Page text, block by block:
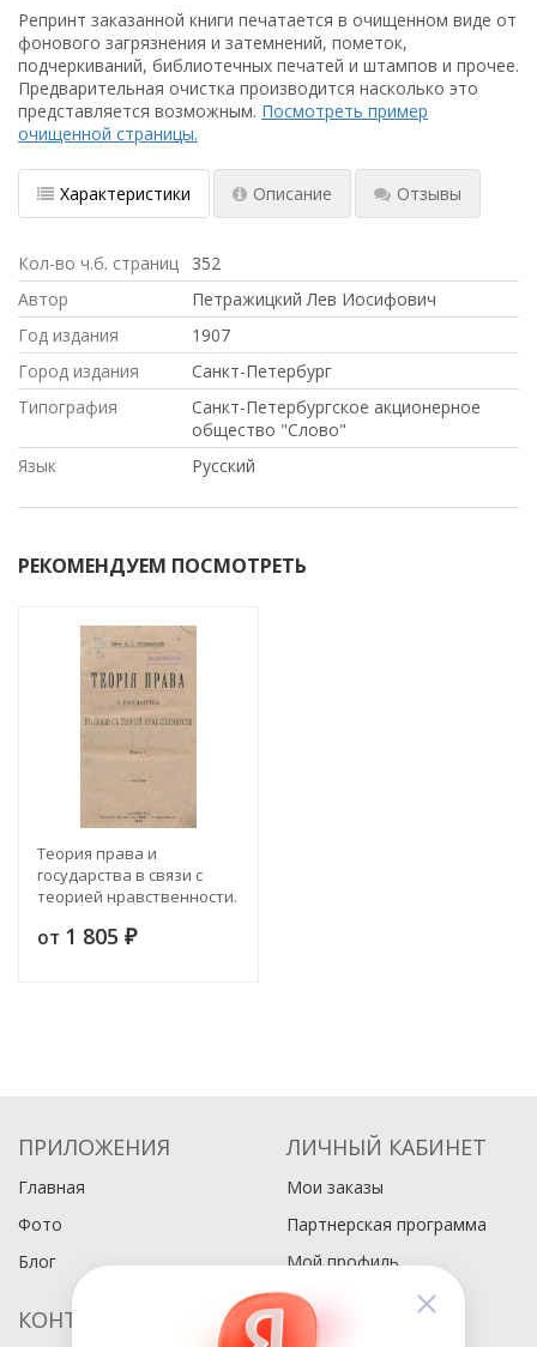
Репринт заказанной книги печатается в очищенном виде от
фонового загрязнения и затемнений, пометок,
подчеркиваний, библиотечных печатей и штампов и прочее.
Предварительная очистка производится насколько это
представляется возможным. Посмотреть пример
очищенной страницы.
Характеристики Описание Отзывы
Кол-во ч.б. страниц
352
Автор
Петражицкий Лев Иосифович
Год издания
1907
Город издания
Санкт-Петербург
Типография
Санкт-Петербургское акционерное
общество "Слово"
Язык
Русский
РЕКОМЕНДУЕМ ПОСМОТРЕТЬ
Теория права и
государства в связи с
теорией нравственности.
от 1 805 ₽
ПРИЛОЖЕНИЯ
Главная
Фото
Блог
ЛИЧНЫЙ КАБИНЕТ
Мои заказы
Партнерская программа
Мой профиль
КОНТАКТЫ